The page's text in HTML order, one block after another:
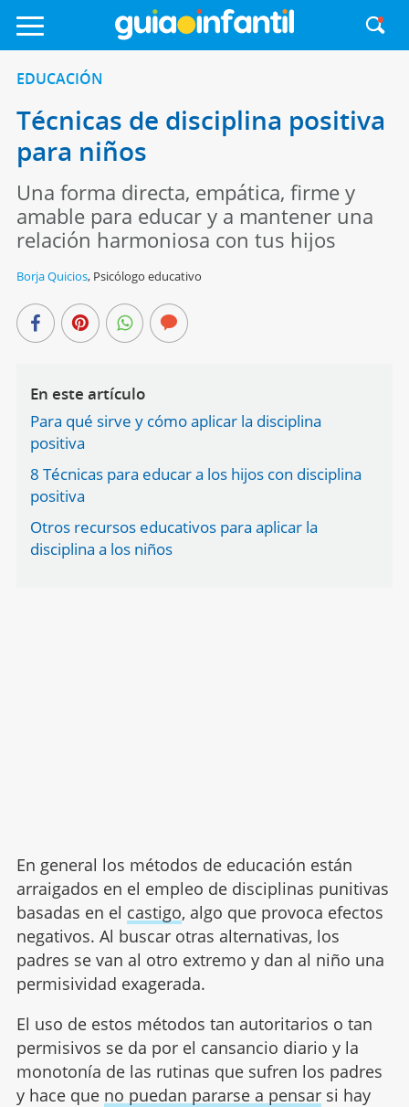
EDUCACIÓN
Técnicas de disciplina positiva
para niños
Una forma directa, empática, firme y
amable para educar y a mantener una
relación harmoniosa con tus hijos
Borja Quicios, Psicólogo educativo
En este artículo
Para qué sirve y cómo aplicar la disciplina
positiva
8 Técnicas para educar a los hijos con disciplina
positiva
Otros recursos educativos para aplicar la
disciplina a los niños
En general los métodos de educación están
arraigados en el empleo de disciplinas punitivas
basadas en el castigo, algo que provoca efectos
negativos. Al buscar otras alternativas, los
padres se van al otro extremo y dan al niño una
permisividad exagerada.
El uso de estos métodos tan autoritarios o tan
permisivos se da por el cansancio diario y la
monotonía de las rutinas que sufren los padres
y hace que no puedan pararse a pensarsi hay